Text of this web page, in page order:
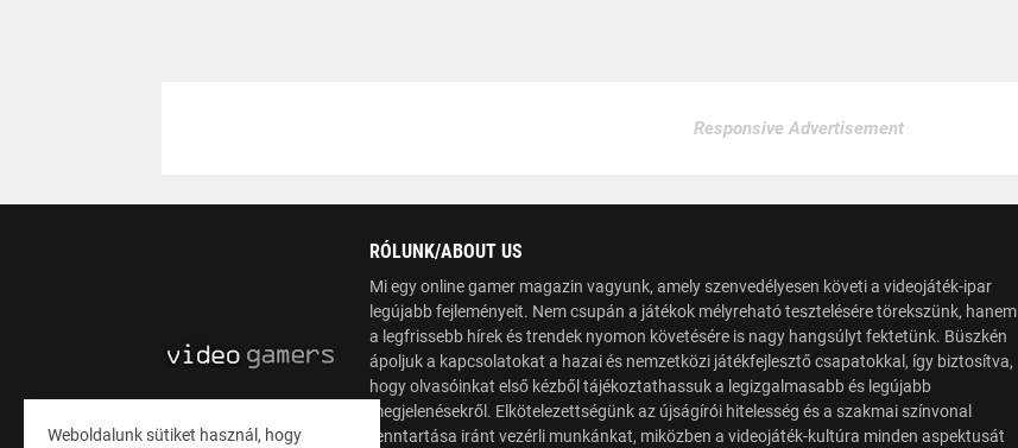
Responsive Advertisement
RÓLUNK/ABOUT US
Mi egy online gamer magazin vagyunk, amely szenvedélyesen követi a videojáték-ipar
legújabb fejleményeit. Nem csupán a játékok mélyreható tesztelésére törekszünk, hanem
a legfrissebb hírek és trendek nyomon követésére is nagy hangsúlyt fektetünk. Büszkén
ápoljuk a kapcsolatokat a hazai és nemzetközi játékfejlesztő csapatokkal, így biztosítva,
hogy olvasóinkat első kézből tájékoztathassuk a legizgalmasabb és legújabb
megjelenésekről. Elkötelezettségünk az újságírói hitelesség és a szakmai színvonal
fenntartása iránt vezérli munkánkat, miközben a videojáték-kultúra minden aspektusát
Weboldalunk sütiket használ, hogy